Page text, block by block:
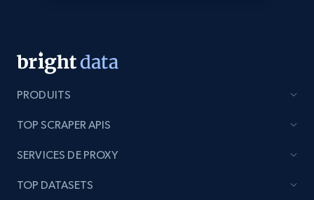
Reviews count shop, Reviews count item, Initial
PRODUITS
TOP SCRAPER APIS
SERVICES DE PROXY
TOP DATASETS